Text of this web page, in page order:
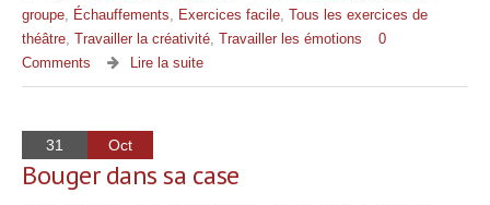
groupe, Échauffements, Exercices facile, Tous les exercices de
théâtre, Travailler la créativité, Travailler les émotions
0
Comments
Lire la suite
31 Oct
Bouger dans sa case